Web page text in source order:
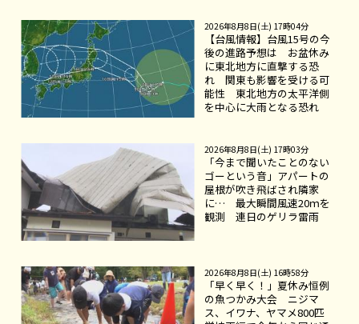
2026年8月8日(土) 17時04分
【台風情報】台風15号の今
後の進路予想は お盆休み
に東北地方に直撃する恐
れ 関東も影響を受ける可
能性 東北地方の太平洋側
を中心に大雨となる恐れ
2026年8月8日(土) 17時03分
「今まで聞いたことのない
ゴーという音」アパートの
屋根が吹き飛ばされ隣家
に… 最大瞬間風速20ｍを
観測 連日のゲリラ雷雨
2026年8月8日(土) 16時58分
「早く早く！」夏休み恒例
の魚つかみ大会 ニジマ
ス、イワナ、ヤマメ800匹